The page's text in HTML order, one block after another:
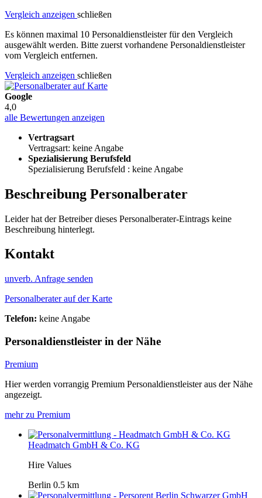
Vergleich anzeigen schließen
Es können maximal 10 Personaldienstleister für den Vergleich
ausgewählt werden. Bitte zuerst vorhandene Personaldienstleister
vom Vergleich entfernen.
Vergleich anzeigen schließen
Google
4,0
alle Bewertungen anzeigen
Vertragsart
Vertragsart: keine Angabe
Spezialisierung Berufsfeld
Spezialisierung Berufsfeld : keine Angabe
Beschreibung Personalberater
Leider hat der Betreiber dieses Personalberater-Eintrags keine
Beschreibung hinterlegt.
Kontakt
unverb. Anfrage senden
Personalberater auf der Karte
Telefon: keine Angabe
Personaldienstleister in der Nähe
Premium
Hier werden vorrangig Premium Personaldienstleister aus der Nähe
angezeigt.
mehr zu Premium
Headmatch GmbH & Co. KG
Hire Values
Berlin 0.5 km